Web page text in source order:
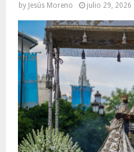
by Jesús Moreno julio 29, 2026